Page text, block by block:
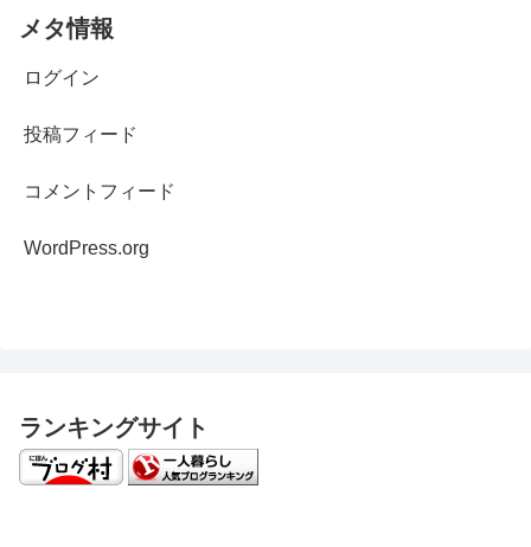
メタ情報
ログイン
投稿フィード
コメントフィード
WordPress.org
ランキングサイト